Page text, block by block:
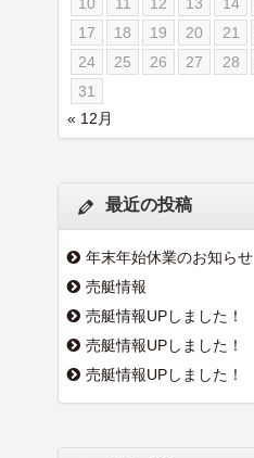
10
11 12 13 14
17
18 19 20 21
24
25 26 27 28
31
« 12月
最近の投稿
年末年始休業のお知らせ
売艇情報
売艇情報UPしました！
売艇情報UPしました！
売艇情報UPしました！